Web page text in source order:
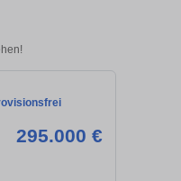
295.000 €